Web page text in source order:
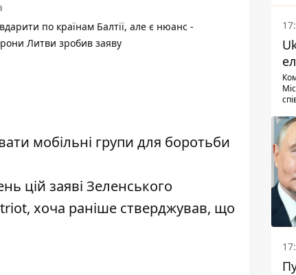
по країнам Балтії, але є нюанс -
Литви зробив заяву
мобільні групи для боротьби
цій заяві Зеленського
хоча раніше стверджував, що